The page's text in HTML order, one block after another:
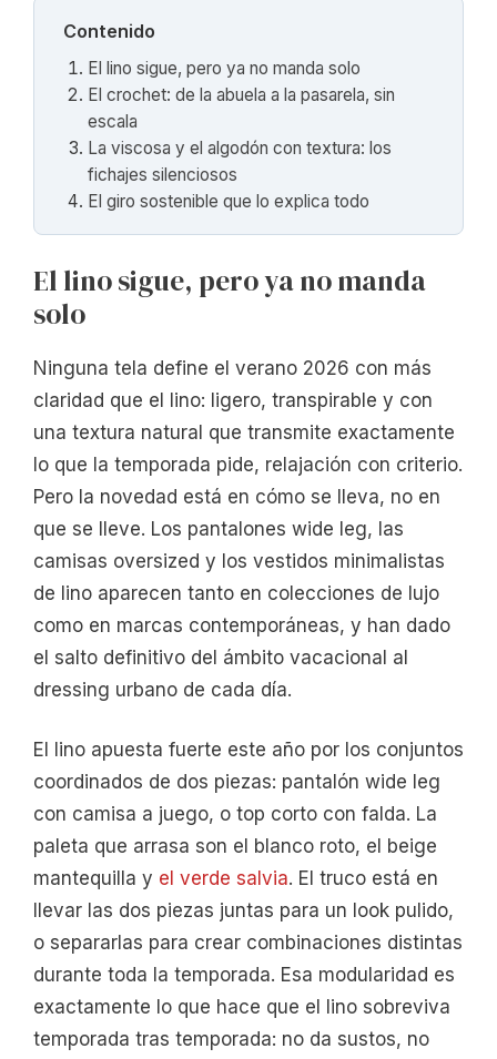
Contenido
El lino sigue, pero ya no manda solo
El crochet: de la abuela a la pasarela, sin
escala
La viscosa y el algodón con textura: los
fichajes silenciosos
El giro sostenible que lo explica todo
El lino sigue, pero ya no manda
solo
Ninguna tela define el verano 2026 con más
claridad que el lino: ligero, transpirable y con
una textura natural que transmite exactamente
lo que la temporada pide, relajación con criterio.
Pero la novedad está en cómo se lleva, no en
que se lleve. Los pantalones wide leg, las
camisas oversized y los vestidos minimalistas
de lino aparecen tanto en colecciones de lujo
como en marcas contemporáneas, y han dado
el salto definitivo del ámbito vacacional al
dressing urbano de cada día.
El lino apuesta fuerte este año por los conjuntos
coordinados de dos piezas: pantalón wide leg
con camisa a juego, o top corto con falda. La
paleta que arrasa son el blanco roto, el beige
mantequilla y el verde salvia. El truco está en
llevar las dos piezas juntas para un look pulido,
o separarlas para crear combinaciones distintas
durante toda la temporada. Esa modularidad es
exactamente lo que hace que el lino sobreviva
temporada tras temporada: no da sustos, no